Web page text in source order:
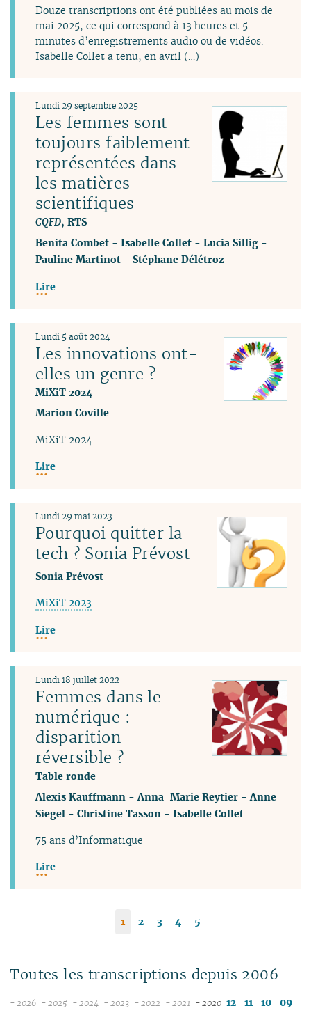
Douze transcriptions ont été publiées au mois de
mai 2025, ce qui correspond à 13 heures et 5
minutes d’enregistrements audio ou de vidéos.
Isabelle Collet a tenu, en avril (…)
Les femmes sont
toujours faiblement
représentées dans
les matières
scientifiques
CQFD, RTS
Lundi 29 septembre 2025
Benita Combet -Isabelle Collet -Lucia Sillig -
Pauline Martinot -Stéphane Délétroz
Lire
Les innovations ont-
elles un genre ?
MiXiT 2024
Lundi 5 août 2024
Marion Coville
MiXiT 2024
Lire
Pourquoi quitter la
tech ? Sonia Prévost
Lundi 29 mai 2023
Sonia Prévost
MiXiT 2023
Lire
Femmes dans le
numérique :
disparition
réversible ?
Table ronde
Lundi 18 juillet 2022
Alexis Kauffmann -Anna-Marie Reytier -Anne
Siegel -Christine Tasson -Isabelle Collet
75 ans d’Informatique
Lire
1 2 3 4 5
Toutes les transcriptions depuis 2006
- 2026 - 2025 - 2024 - 2023 - 2022 - 2021 - 2020 12 11 10
09